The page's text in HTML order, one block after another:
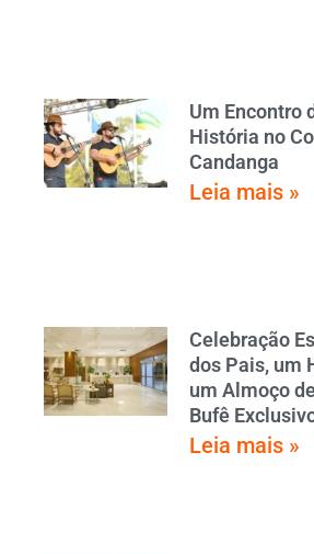
Um Encontro
História no
Candanga
Leia mais »
Celebração
dos Pais, um
um Almoço
Bufê
Leia mais »